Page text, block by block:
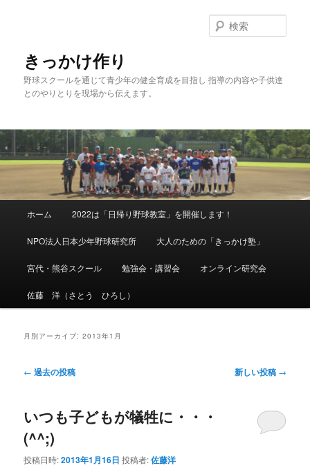
移
動
動
きっかけ作り
野球スクールを通じて青少年の健全育成を目指し 指導の内容や子供達
とのやりとりを現場から伝えます。
索
ホーム 2022は「日帰り野球教室」を開催します！
NPO法人日本少年野球研究所 大人のための「きっかけ塾」
宮代・熊谷スクール 勉強会・講習会 オンライン研究会
佐藤 洋（さとう ひろし）
月別アーカイブ:2013年1月
投
ビ
ー
シ
← 過去の投稿 新しい投稿 →
いつも子どもが犠牲に・・・
(^^;)
投稿日時:2013年1月16日 投稿者:佐藤洋